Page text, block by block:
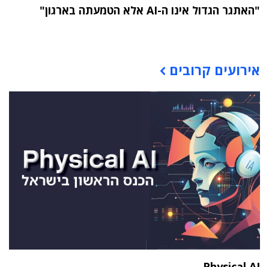
"האתגר הגדול אינו ה-AI אלא הטמעתה בארגון"
אירועים קרובים